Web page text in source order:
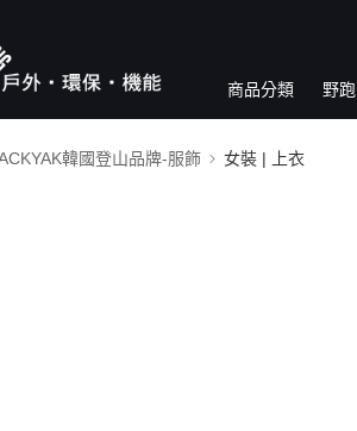
商品分類 野
韓國登山品牌-服飾 女裝 | 上衣